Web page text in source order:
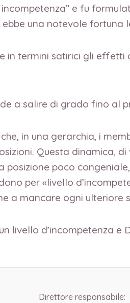
e fu
una notevole
in termini satirici gli
a salire di grado fino al
in una gerarchia, i
Questa dinamica,
poco
per «livello
a mancare ogni ulteriore
livello d’incompetenza
Direttore responsabile: